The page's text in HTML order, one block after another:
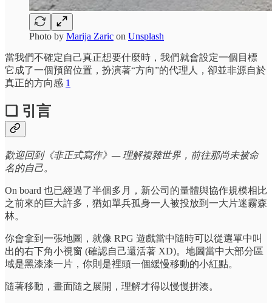
Photo by Marija Zaric on Unsplash
當我們不確定自己真正想要什麼時，我們就會設定一個目標
它成了一個預留位置，扮演著“方向”的代理人，卻並非源自於
真正的方向感 1
❏ 引言
歡迎回到《非正式寫作》— 理解複雜世界，前往那尚未被命
名的自己。
On board 也已經過了半個多月，新公司的量體與協作規模相比
之前來的巨大許多，猶如單兵孤身一人被投放到一大片迷霧森
林。
你會拿到一張地圖，就像 RPG 遊戲當中隨時可以從選單中叫
出的右下角小視窗 (確認自己還活著 XD)。地圖當中大部分區
域是黑漆漆一片，你則是裡頭一個緩慢移動的小紅點。
隨著移動，畫面隨之展開，理解才得以慢慢拼湊。